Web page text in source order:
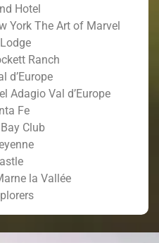
Hotel
York The Art of Marvel
Ranch
d’Europe
Adagio Val d’Europe
Fe
Club
la Vallée